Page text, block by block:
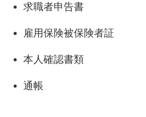
求職者申告書
雇用保険被保険者証
本人確認書類
通帳